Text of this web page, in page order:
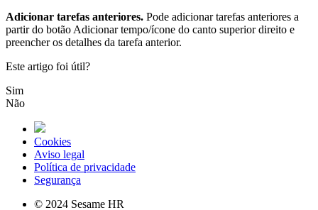
Adicionar tarefas anteriores. Pode adicionar tarefas anteriores a
partir do botão Adicionar tempo/ícone do canto superior direito e
preencher os detalhes da tarefa anterior.
Este artigo foi útil?
Sim
Não
Cookies
Aviso legal
Política de privacidade
Segurança
© 2024 Sesame HR